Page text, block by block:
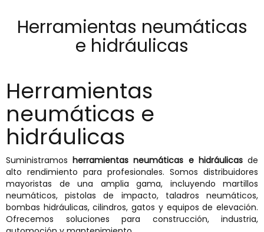
Herramientas neumáticas
e hidráulicas
Herramientas
neumáticas e
hidráulicas
Suministramosherramientas neumáticas e hidráulicasde
alto rendimiento para profesionales. Somos distribuidores
mayoristas de una amplia gama, incluyendo martillos
neumáticos, pistolas de impacto, taladros neumáticos,
bombas hidráulicas, cilindros, gatos y equipos de elevación.
Ofrecemos soluciones para construcción, industria,